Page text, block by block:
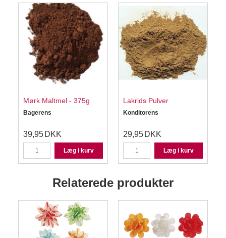
Mørk Maltmel - 375g
Bagerens
39,95 DKK
Læg i kurv
Lakrids Pulver
Konditorens
29,95 DKK
Læg i kurv
Relaterede produkter